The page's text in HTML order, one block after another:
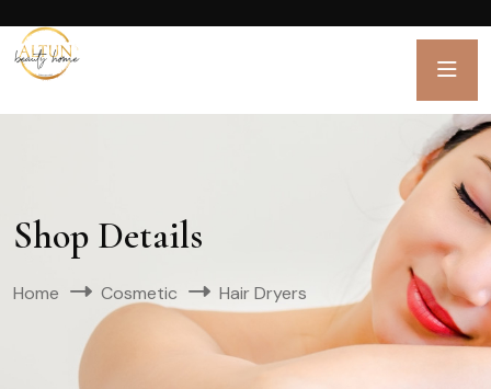
Shop Details
Home Cosmetic Hair Dryers